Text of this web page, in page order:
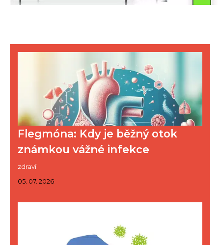
Flegmóna: Kdy je běžný otok
známkou vážné infekce
zdraví
05. 07. 2026